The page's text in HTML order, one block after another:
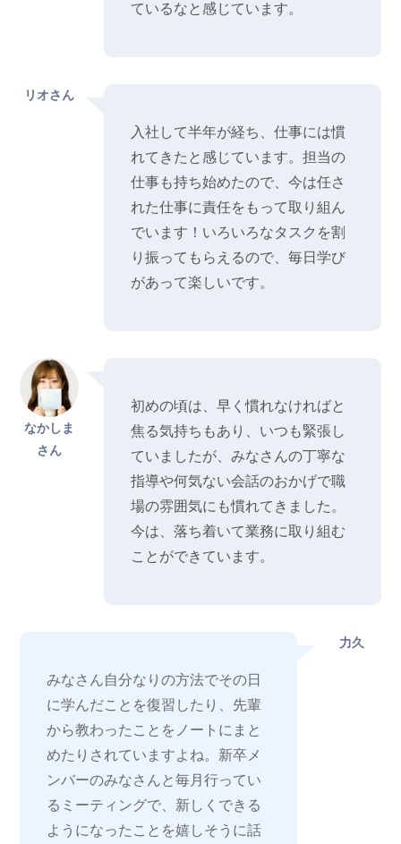
ているなと感じています。
リオさん
入社して半年が経ち、仕事には慣
れてきたと感じています。担当の
仕事も持ち始めたので、今は任さ
れた仕事に責任をもって取り組ん
でいます！いろいろなタスクを割
り振ってもらえるので、毎日学び
があって楽しいです。
なかしま
さん
初めの頃は、早く慣れなければと
焦る気持ちもあり、いつも緊張し
ていましたが、みなさんの丁寧な
指導や何気ない会話のおかげで職
場の雰囲気にも慣れてきました。
今は、落ち着いて業務に取り組む
ことができています。
力久
みなさん自分なりの方法でその日
に学んだことを復習したり、先輩
から教わったことをノートにまと
めたりされていますよね。新卒メ
ンバーのみなさんと毎月行ってい
るミーティングで、新しくできる
ようになったことを嬉しそうに話